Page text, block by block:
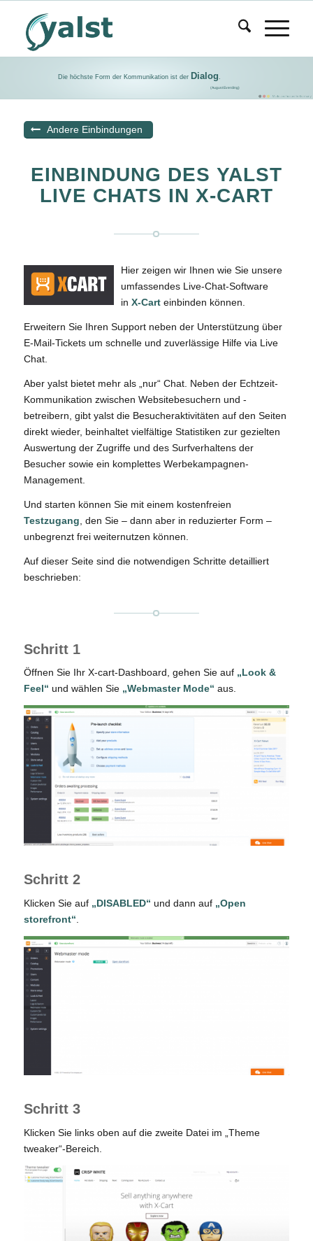
Die höchste Form der Kommunikation ist der Dialog.
(August Everding)
Andere Einbindungen
EINBINDUNG DES YALST
LIVE CHATS IN X-CART
Hier zeigen wir Ihnen wie Sie unsere
umfassendes Live-Chat-Software
in X-Carteinbinden können.
Erweitern Sie Ihren Support neben der Unterstützung über
E-Mail-Tickets um schnelle und zuverlässige Hilfe via Live
Chat.
Aber yalst bietet mehr als „nur“ Chat. Neben der Echtzeit-
Kommunikation zwischen Websitebesuchern und -
betreibern, gibt yalst die Besucheraktivitäten auf den Seiten
direkt wieder, beinhaltet vielfältige Statistiken zur gezielten
Auswertung der Zugriffe und des Surfverhaltens der
Besucher sowie ein komplettes Werbekampagnen-
Management.
Und starten können Sie mit einem kostenfreien
Testzugang , den Sie – dann aber in reduzierter Form –
unbegrenzt frei weiternutzen können.
Auf dieser Seite sind die notwendigen Schritte detailliert
beschrieben:
Schritt 1
Öffnen Sie Ihr X-cart-Dashboard, gehen Sie auf „Look &
Feel“ und wählen Sie „Webmaster Mode“ aus.
Schritt 2
Klicken Sie auf „DISABLED“ und dann auf „Open
storefront“
Schritt 3
Klicken Sie links oben auf die zweite Datei im „Theme
tweaker“-Bereich.